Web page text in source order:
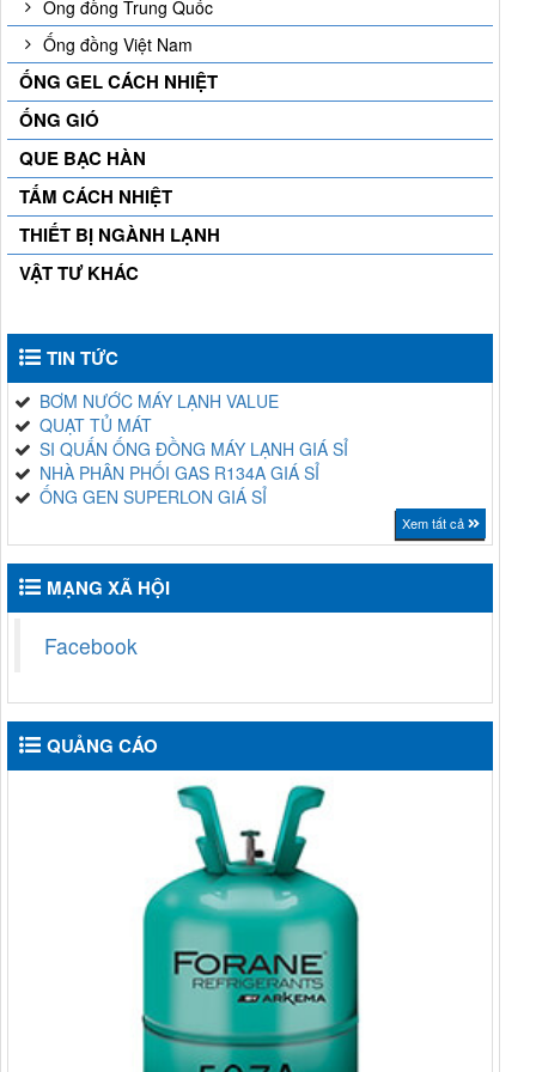
Ống đồng Trung Quốc
Ống đồng Việt Nam
ỐNG GEL CÁCH NHIỆT
ỐNG GIÓ
QUE BẠC HÀN
TẤM CÁCH NHIỆT
THIẾT BỊ NGÀNH LẠNH
VẬT TƯ KHÁC
TIN TỨC
BƠM NƯỚC MÁY LẠNH VALUE
QUẠT TỦ MÁT
SI QUẤN ỐNG ĐỒNG MÁY LẠNH GIÁ SỈ
NHÀ PHÂN PHỐI GAS R134A GIÁ SỈ
ỐNG GEN SUPERLON GIÁ SỈ
Xem tất cả
MẠNG XÃ HỘI
Facebook
QUẢNG CÁO